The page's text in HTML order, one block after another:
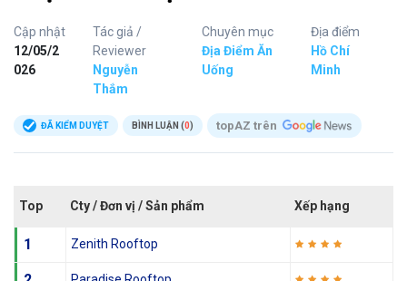
Cập nhật
12/05/2
026
Tác giả /
Reviewer
Nguyễn
Thắm
Chuyên mục
Địa Điểm Ăn
Uống
Địa điểm
Hồ Chí
Minh
ĐÃ KIỂM DUYỆT BÌNH LUẬN (0) topAZ trên
Top Cty / Đơn vị / Sản phẩm Xếp hạng
1 Zenith Rooftop